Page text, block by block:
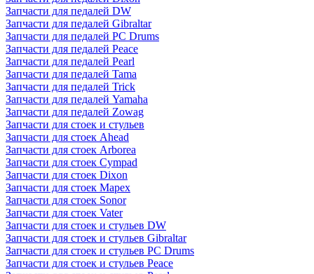
Запчасти для педалей DW
Запчасти для педалей Gibraltar
Запчасти для педалей PC Drums
Запчасти для педалей Peace
Запчасти для педалей Pearl
Запчасти для педалей Tama
Запчасти для педалей Trick
Запчасти для педалей Yamaha
Запчасти для педалей Zowag
Запчасти для стоек и стульев
Запчасти для стоек Ahead
Запчасти для стоек Arborea
Запчасти для стоек Cympad
Запчасти для стоек Dixon
Запчасти для стоек Mapex
Запчасти для стоек Sonor
Запчасти для стоек Vater
Запчасти для стоек и стульев DW
Запчасти для стоек и стульев Gibraltar
Запчасти для стоек и стульев PC Drums
Запчасти для стоек и стульев Peace